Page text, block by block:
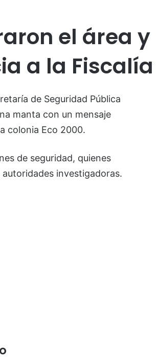
el área y
a la Fiscalía
de Seguridad Pública
manta con un mensaje
colonia Eco 2000.
de seguridad, quienes
investigadoras.